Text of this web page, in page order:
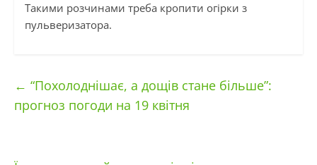
Такими розчинами треба кропити огірки з
пульверизатора.
← “Похолоднішає, а дощів стане більше”:
прогноз погоди на 19 квітня